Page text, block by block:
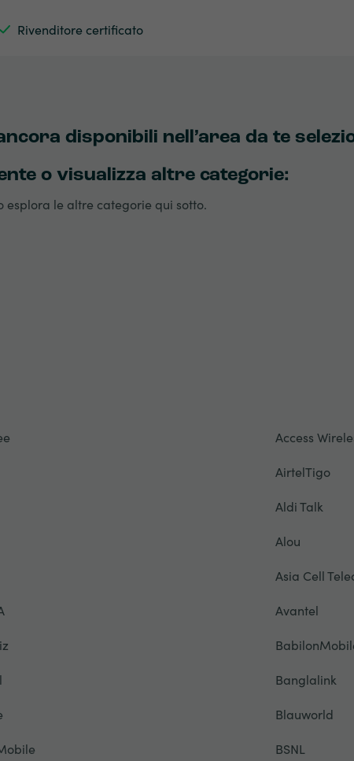
Rivenditore certificato
disponibili nell’area da te
o visualizza altre categorie:
le altre categorie qui sotto.
Access
AirtelTigo
Aldi Talk
Alou
Asia Cell
Avantel
Banglalink
Blauworld
BSNL